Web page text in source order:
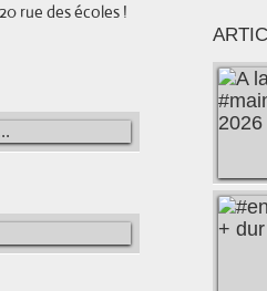
rue des écoles !